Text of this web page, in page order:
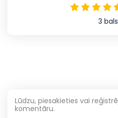
3
Lūdzu, piesakieties vai
komentāru.